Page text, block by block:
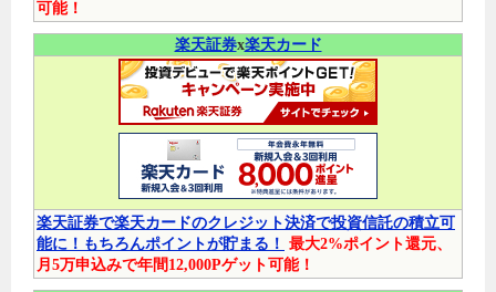
可能！
楽天証券x楽天カード
楽天証券で楽天カードのクレジット決済で投資信託の積立可
能に！もちろんポイントが貯まる！ 最大2%ポイント還元、
月5万申込みで年間12,000Pゲット可能！